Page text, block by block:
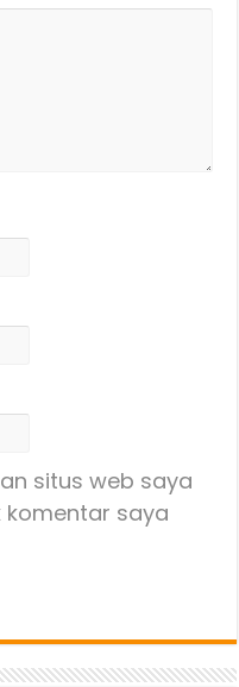
situs web saya
saya